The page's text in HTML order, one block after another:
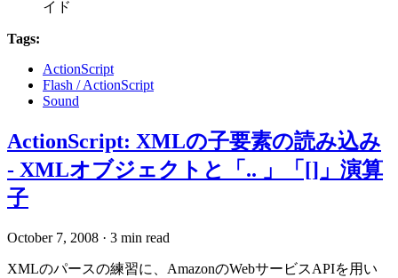
イド
Tags:
ActionScript
Flash / ActionScript
Sound
ActionScript: XMLの子要素の読み込み
- XMLオブジェクトと「.. 」「[]」演算
子
October 7, 2008 · 3 min read
XMLのパースの練習に、AmazonのWebサービスAPIを用い